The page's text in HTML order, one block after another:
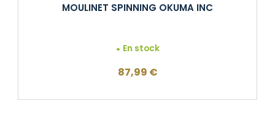
MOULINET SPINNING OKUMA INC
En stock
87,99 €